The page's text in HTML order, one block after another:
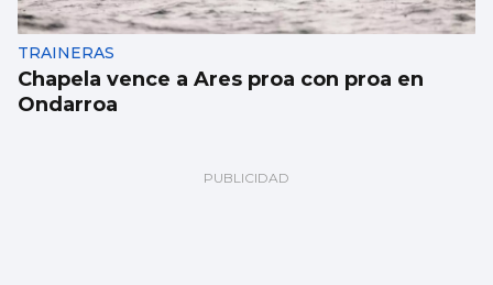
TRAINERAS
Chapela vence a Ares proa con proa en
Ondarroa